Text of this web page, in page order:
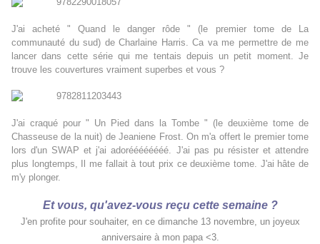
J'ai acheté " Quand le danger rôde " (le premier tome de La
communauté du sud) de Charlaine Harris. Ca va me permettre de me
lancer dans cette série qui me tentais depuis un petit moment. Je
trouve les couvertures vraiment superbes et vous ?
J'ai craqué pour " Un Pied dans la Tombe " (le deuxième tome de
Chasseuse de la nuit) de Jeaniene Frost. On m'a offert le premier tome
lors d'un SWAP et j'ai adoréééééééé. J'ai pas pu résister et attendre
plus longtemps, Il me fallait à tout prix ce deuxième tome. J'ai hâte de
m'y plonger.
Et vous, qu'avez-vous reçu cette semaine ?
J'en profite pour souhaiter, en ce dimanche 13 novembre, un joyeux
anniversaire à mon papa <3.